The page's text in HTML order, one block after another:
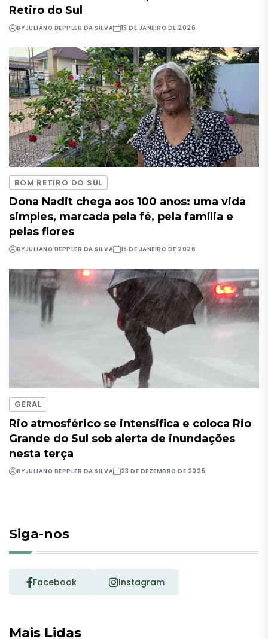
Retiro do Sul
BYJULIANO BEPPLER DA SILVA 15 DE JANEIRO DE 2026
BOM RETIRO DO SUL
Dona Nadit chega aos 100 anos: uma vida
simples, marcada pela fé, pela família e
pelas flores
BYJULIANO BEPPLER DA SILVA 15 DE JANEIRO DE 2026
GERAL
Rio atmosférico se intensifica e coloca Rio
Grande do Sul sob alerta de inundações
nesta terça
BYJULIANO BEPPLER DA SILVA 23 DE DEZEMBRO DE 2025
Siga-nos
Facebook Instagram
Mais Lidas